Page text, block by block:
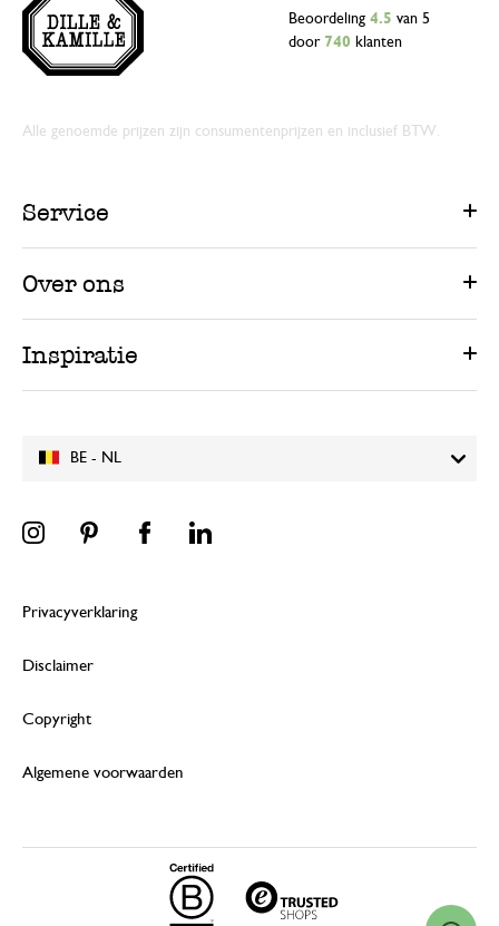
BE - NL
Beoordeling 4.5 van 5
door 740 klanten
Alle genoemde prijzen zijn consumentenprijzen en inclusief BTW.
Service
Over ons
Inspiratie
Privacyverklaring
Disclaimer
Copyright
Algemene voorwaarden